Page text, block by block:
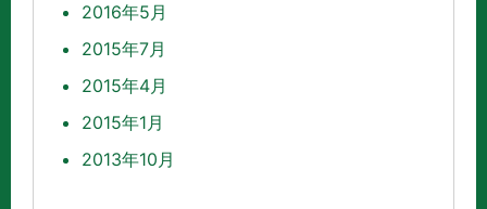
2016年5月
2015年7月
2015年4月
2015年1月
2013年10月